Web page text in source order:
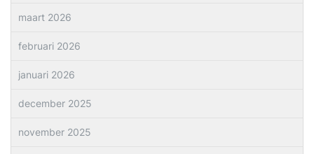
maart 2026
februari 2026
januari 2026
december 2025
november 2025